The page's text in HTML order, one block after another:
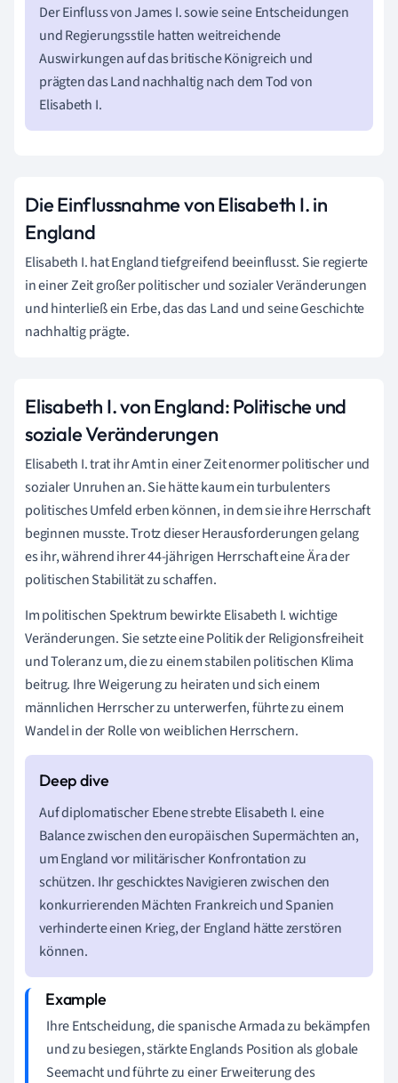
Der Einfluss von James I. sowie seine Entscheidungen
und Regierungsstile hatten weitreichende
Auswirkungen auf das britische Königreich und
prägten das Land nachhaltig nach dem Tod von
Elisabeth I.
Die Einflussnahme von Elisabeth I. in
England
Elisabeth I. hat England tiefgreifend beeinflusst. Sie regierte
in einer Zeit großer politischer und sozialer Veränderungen
und hinterließ ein Erbe, das das Land und seine Geschichte
nachhaltig prägte.
Elisabeth I. von England: Politische und
soziale Veränderungen
Elisabeth I. trat ihr Amt in einer Zeit enormer politischer und
sozialer Unruhen an. Sie hätte kaum ein turbulenters
politisches Umfeld erben können, in dem sie ihre Herrschaft
beginnen musste. Trotz dieser Herausforderungen gelang
es ihr, während ihrer 44-jährigen Herrschaft eine Ära der
politischen Stabilität zu schaffen.
Im politischen Spektrum bewirkte Elisabeth I. wichtige
Veränderungen. Sie setzte eine Politik der Religionsfreiheit
und Toleranz um, die zu einem stabilen politischen Klima
beitrug. Ihre Weigerung zu heiraten und sich einem
männlichen Herrscher zu unterwerfen, führte zu einem
Wandel in der Rolle von weiblichen Herrschern.
Auf diplomatischer Ebene strebte Elisabeth I. eine
Balance zwischen den europäischen Supermächten an,
um England vor militärischer Konfrontation zu
schützen. Ihr geschicktes Navigieren zwischen den
konkurrierenden Mächten Frankreich und Spanien
verhinderte einen Krieg, der England hätte zerstören
können.
Ihre Entscheidung, die spanische Armada zu bekämpfen
und zu besiegen, stärkte Englands Position als globale
Seemacht und führte zu einer Erweiterung des